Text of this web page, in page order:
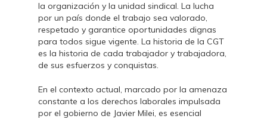
la organización y la unidad sindical. La lucha
por un país donde el trabajo sea valorado,
respetado y garantice oportunidades dignas
para todos sigue vigente. La historia de la CGT
es la historia de cada trabajador y trabajadora,
de sus esfuerzos y conquistas.
En el contexto actual, marcado por la amenaza
constante a los derechos laborales impulsada
por el gobierno de Javier Milei, es esencial